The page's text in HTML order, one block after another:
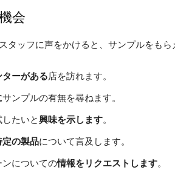
会
タッフに声をかけると、サンプルをもら
ーがある店を訪れます。
サンプルの有無を尋ねます。
たいと興味を示します。
定の製品について言及します。
についての情報をリクエストします。